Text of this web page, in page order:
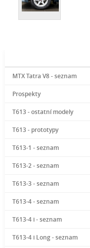
MTX Tatra V8 - seznam
Prospekty
T613 - ostatní modely
T613 - prototypy
T613-1 - seznam
T613-2 - seznam
T613-3 - seznam
T613-4 - seznam
T613-4 i - seznam
T613-4 i Long - seznam